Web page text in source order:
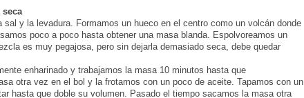
sal y la levadura. Formamos un hueco en el centro como un volcán donde
poco a poco hasta obtener una masa blanda. Espolvoreamos un
es muy pegajosa, pero sin dejarla demasiado seca, debe quedar
enharinado y trabajamos la masa 10 minutos hasta que
otra vez en el bol y la frotamos con un poco de aceite. Tapamos con un
hasta que doble su volumen. Pasado el tiempo sacamos la masa otra